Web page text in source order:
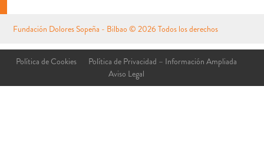
Fundación Dolores Sopeña - Bilbao © 2026 Todos los derechos
reservados Aviso Legal
Política de Cookies
Política de Privacidad – Información Ampliada
Aviso Legal